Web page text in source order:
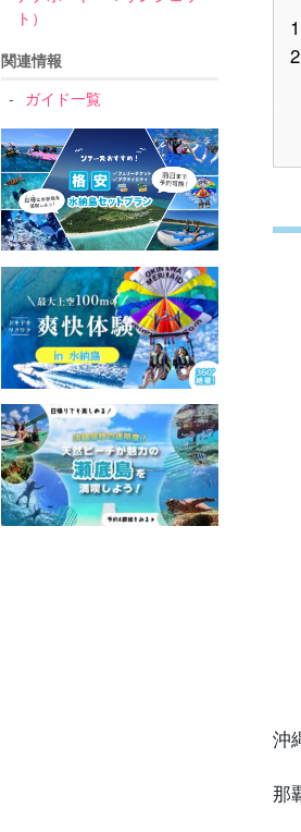
ト）
関連情報
ガイド一覧
沖
那